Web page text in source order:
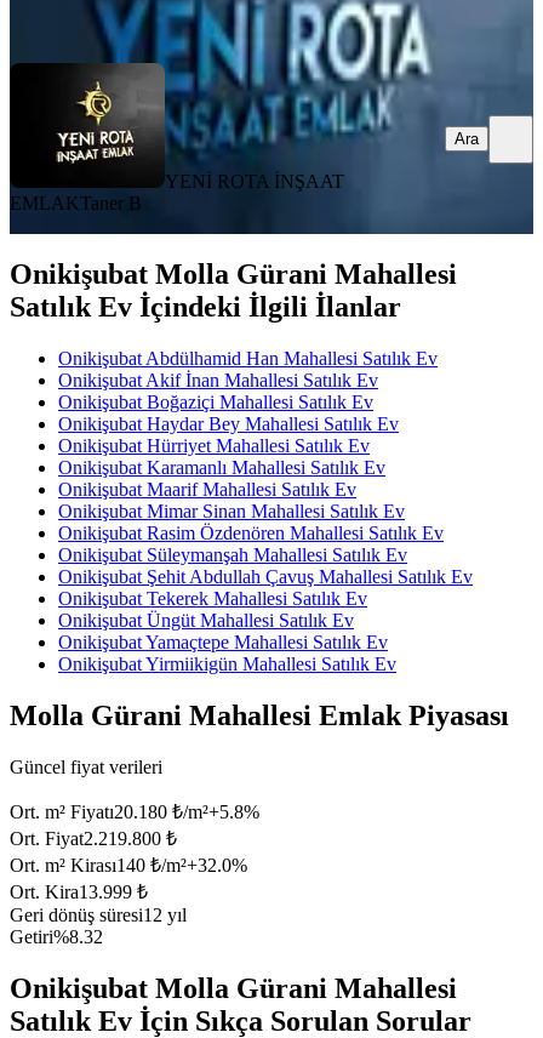
YENİ ROTA İNŞAAT
EMLAKTaner B
Ara
Onikişubat Molla Gürani Mahallesi
Satılık Ev İçindeki İlgili İlanlar
Onikişubat Abdülhamid Han Mahallesi Satılık Ev
Onikişubat Akif İnan Mahallesi Satılık Ev
Onikişubat Boğaziçi Mahallesi Satılık Ev
Onikişubat Haydar Bey Mahallesi Satılık Ev
Onikişubat Hürriyet Mahallesi Satılık Ev
Onikişubat Karamanlı Mahallesi Satılık Ev
Onikişubat Maarif Mahallesi Satılık Ev
Onikişubat Mimar Sinan Mahallesi Satılık Ev
Onikişubat Rasim Özdenören Mahallesi Satılık Ev
Onikişubat Süleymanşah Mahallesi Satılık Ev
Onikişubat Şehit Abdullah Çavuş Mahallesi Satılık Ev
Onikişubat Tekerek Mahallesi Satılık Ev
Onikişubat Üngüt Mahallesi Satılık Ev
Onikişubat Yamaçtepe Mahallesi Satılık Ev
Onikişubat Yirmiikigün Mahallesi Satılık Ev
Molla Gürani Mahallesi Emlak Piyasası
Güncel fiyat verileri
Ort. m² Fiyatı20.180 ₺/m²+5.8%
Ort. Fiyat2.219.800 ₺
Ort. m² Kirası140 ₺/m²+32.0%
Ort. Kira13.999 ₺
Geri dönüş süresi12 yıl
Getiri%8.32
Onikişubat Molla Gürani Mahallesi
Satılık Ev İçin Sıkça Sorulan Sorular